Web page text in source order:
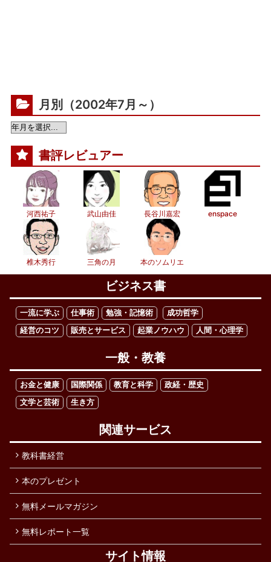
月別（2002年7月～）
書評レビュアー
河西祐子 武山由佳 長谷川嘉宏 enspace
椎木秀行 三角の月 本のソムリエ
ビジネス書
一流に学ぶ 仕事術 勉強・記憶術
成功哲学
経営のコツ
販売とサービス 起業ノウハウ 人間・心理学
一般・教養
お金と健康 国際関係 教育と科学
政経・歴史
文学と芸術
生き方
関連サービス
教科書経営
本のプレゼント
無料メールマガジン
無料レポート一覧
サイト情報